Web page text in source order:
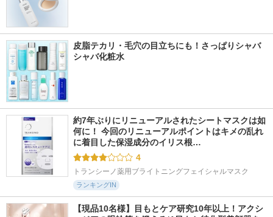
皮脂テカリ・毛穴の目立ちにも！さっぱりシャバ
シャバ化粧水
約7年ぶりにリニューアルされたシートマスクは如
何に！ 今回のリニューアルポイントはキメの乱れ
に着目した保湿成分のイリス根…
4
トランシーノ薬用ブライトニングフェイシャルマスク
ランキングIN
【現品10名様】目もとケア研究10年以上！アクシ